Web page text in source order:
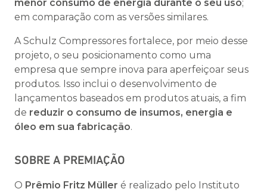
menor consumo de energia durante o seu uso;
em comparação com as versões similares.
A Schulz Compressores fortalece, por meio desse
projeto, o seu posicionamento como uma
empresa que sempre inova para aperfeiçoar seus
produtos. Isso inclui o desenvolvimento de
lançamentos baseados em produtos atuais, a fim
de reduzir o consumo de insumos, energia e
óleo em sua fabricação.
SOBRE A PREMIAÇÃO
O Prêmio Fritz Müller é realizado pelo Instituto